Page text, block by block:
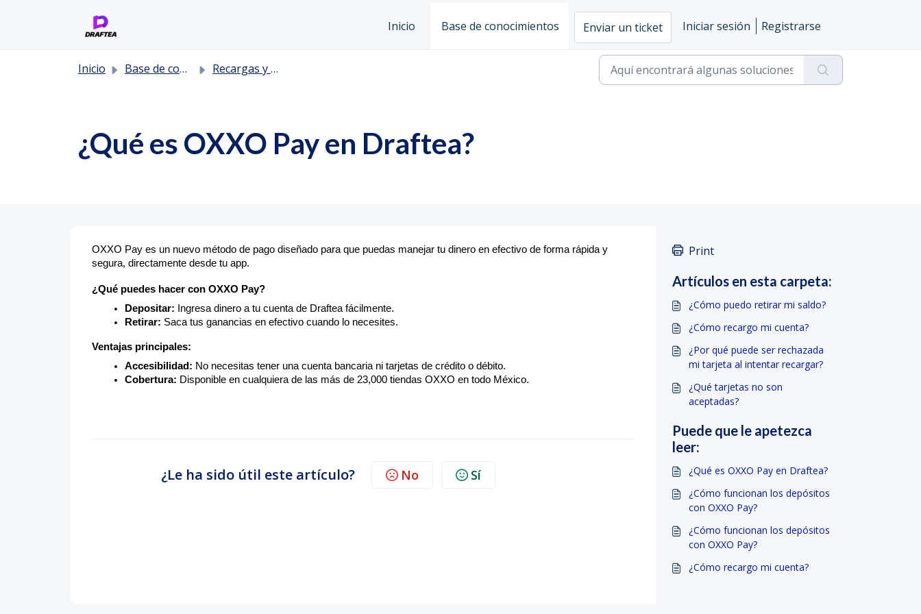
Inicio
Base de conocimientos Enviar un ticket Iniciar sesión Registrarse
Inicio Base de conocimientos Recargas y Retiros
¿Qué es OXXO Pay en Draftea?
OXXO Pay es un nuevo método de pago diseñado para que puedas manejar tu dinero en efectivo de forma rápida y
segura, directamente desde tu app.
¿Qué puedes hacer con OXXO Pay?
Depositar: Ingresa dinero a tu cuenta de Draftea fácilmente.
Retirar: Saca tus ganancias en efectivo cuando lo necesites.
Ventajas principales:
Accesibilidad: No necesitas tener una cuenta bancaria ni tarjetas de crédito o débito.
Cobertura: Disponible en cualquiera de las más de 23,000 tiendas OXXO en todo México.
¿Le ha sido útil este artículo? No Sí
Print
Artículos en esta carpeta:
¿Cómo puedo retirar mi saldo?
¿Cómo recargo mi cuenta?
¿Por qué puede ser rechazada
mi tarjeta al intentar recargar?
¿Qué tarjetas no son
aceptadas?
Puede que le apetezca
leer:
¿Qué es OXXO Pay en Draftea?
¿Cómo funcionan los depósitos
con OXXO Pay?
¿Cómo funcionan los depósitos
con OXXO Pay?
¿Cómo recargo mi cuenta?